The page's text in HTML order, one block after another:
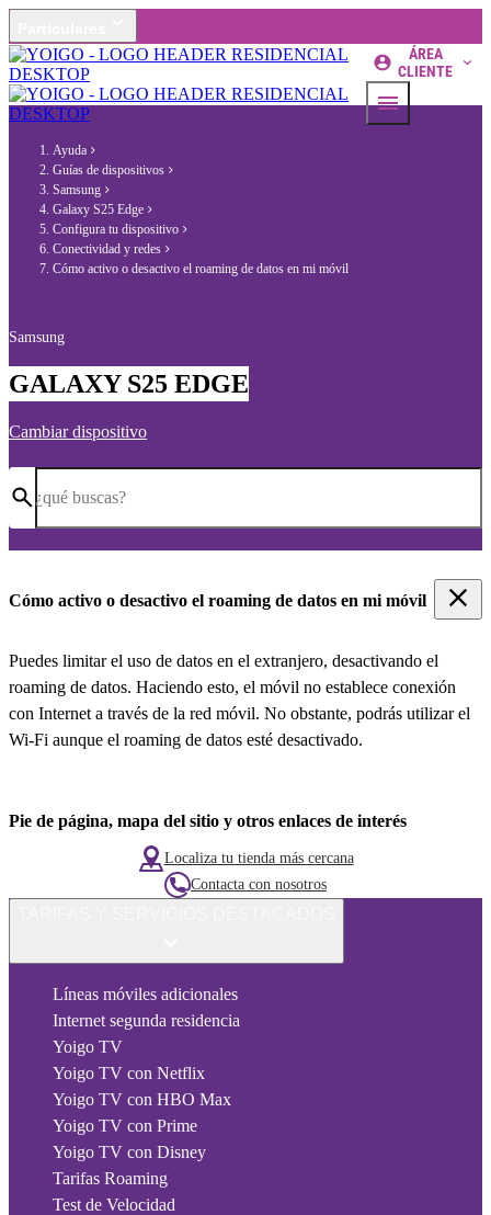
ÁREA
CLIENTE
Ayuda
Guías de dispositivos
Samsung
Galaxy S25 Edge
Configura tu dispositivo
Conectividad y redes
Cómo activo o desactivo el roaming de datos en mi móvil
Samsung
GALAXY S25 EDGE
Cambiar dispositivo
¿qué buscas?
Cómo activo o desactivo el roaming de datos en mi móvil
Puedes limitar el uso de datos en el extranjero, desactivando el
roaming de datos. Haciendo esto, el móvil no establece conexión
con Internet a través de la red móvil. No obstante, podrás utilizar el
Wi-Fi aunque el roaming de datos esté desactivado.
Pie de página, mapa del sitio y otros enlaces de interés
Localiza tu tienda más cercana
Contacta con nosotros
Líneas móviles adicionales
Internet segunda residencia
Yoigo TV
Yoigo TV con Netflix
Yoigo TV con HBO Max
Yoigo TV con Prime
Yoigo TV con Disney
Tarifas Roaming
Test de Velocidad